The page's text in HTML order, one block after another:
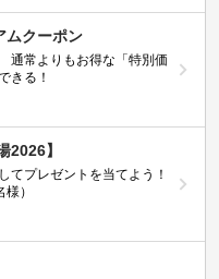
ムクーポン
通常よりもお得な「特別価
きる！
2026】
てプレゼントを当てよう！
）